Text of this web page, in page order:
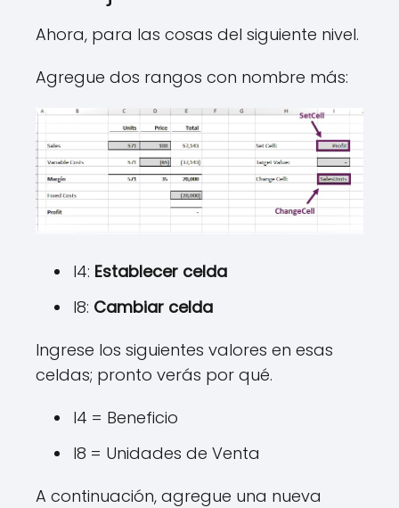
Ahora, para las cosas del siguiente nivel.
Agregue dos rangos con nombre más:
I4: Establecer celda
I8: Cambiar celda
Ingrese los siguientes valores en esas
celdas; pronto verás por qué.
I4 = Beneficio
I8 = Unidades de Venta
A continuación, agregue una nueva